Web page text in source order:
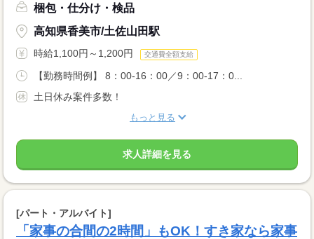
梱包・仕分け・検品
高知県香美市/土佐山田駅
時給1,100円～1,200円 交通費全額支給
【勤務時間例】 8：00-16：00／9：00-17：0...
土日休み案件多数！
もっと見る
求人詳細を見る
[パート・アルバイト]
「家事の合間の2時間」もOK！すき家なら家事